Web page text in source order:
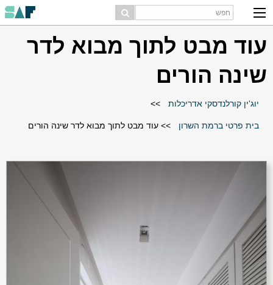
עוד מבט לתוך מבוא לדר
שינה הורים
יוג'ין קורלנדסקי אדריכלות >>
בית פרטי ברמת השרון >> עוד מבט לתוך מבוא לדר שינה הורים